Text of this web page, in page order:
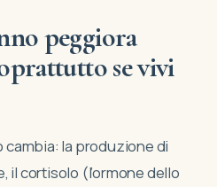
peggiora
se vivi
cambia: la produzione di
il cortisolo (l’ormone dello